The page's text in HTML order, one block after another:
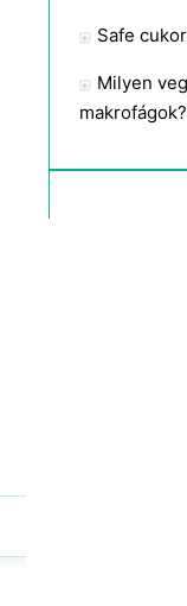
Safe
Milyen
makrofágok?